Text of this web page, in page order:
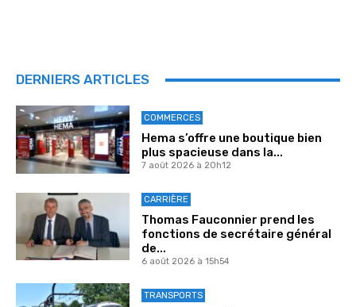
DERNIERS ARTICLES
COMMERCES
Hema s’offre une boutique bien
plus spacieuse dans la...
7 août 2026 à 20h12
CARRIÈRE
Thomas Fauconnier prend les
fonctions de secrétaire général
de...
6 août 2026 à 15h54
TRANSPORTS